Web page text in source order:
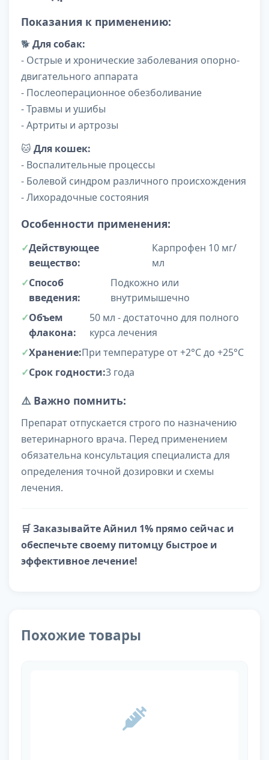
Показания к применению:
🐕Для собак:
- Острые и хронические заболевания опорно-
двигательного аппарата
- Послеоперационное обезболивание
- Травмы и ушибы
- Артриты и артрозы
🐱 Для кошек:
- Воспалительные процессы
- Болевой синдром различного происхождения
- Лихорадочные состояния
Особенности применения:
Действующее
вещество:
Карпрофен 10 мг/
мл
Способ
введения:
Подкожно или
внутримышечно
Объем
флакона:
50 мл - достаточно для полного
курса лечения
Хранение:При температуре от +2°С до +25°С
Срок годности:3 года
⚠️ Важно помнить:
Препарат отпускается строго по назначению
ветеринарного врача. Перед применением
обязательна консультация специалиста для
определения точной дозировки и схемы
лечения.
🛒 Заказывайте Айнил 1% прямо сейчас и
обеспечьте своему питомцу быстрое и
эффективное лечение!
Похожие товары